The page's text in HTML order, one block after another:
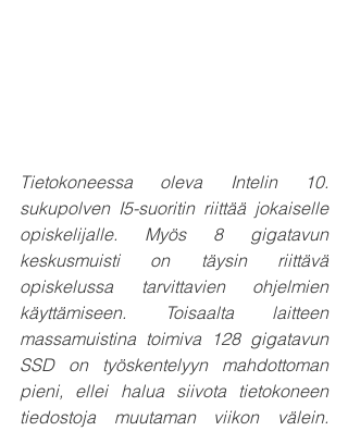
Tietokoneessa oleva Intelin 10.
sukupolven I5-suoritin riittää jokaiselle
opiskelijalle. Myös 8 gigatavun
keskusmuisti on täysin riittävä
opiskelussa tarvittavien ohjelmien
käyttämiseen. Toisaalta laitteen
massamuistina toimiva 128 gigatavun
SSD on työskentelyyn mahdottoman
pieni, ellei halua siivota tietokoneen
tiedostoja muutaman viikon välein.